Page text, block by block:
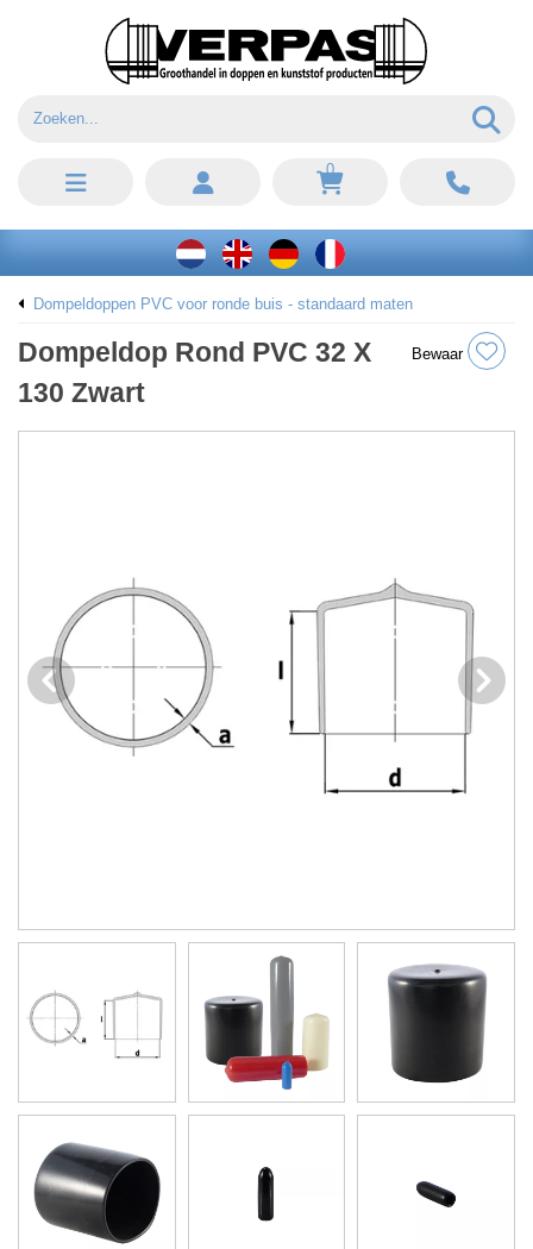
0
Dompeldoppen PVC voor ronde buis - standaard maten
Dompeldop Rond PVC 32 X
130 Zwart
Bewaar